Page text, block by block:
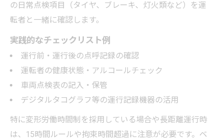
の日常点検項目（タイヤ、ブレーキ、灯火類など）を運
転者と一緒に確認します。
実践的なチェックリスト例
運行前・運行後の点呼記録の確認
運転者の健康状態・アルコールチェック
車両点検表の記入・保管
デジタルタコグラフ等の運行記録機器の活用
特に変形労働時間制を採用している場合や長距離運行時
は、15時間ルールや拘束時間超過に注意が必要です。ベ